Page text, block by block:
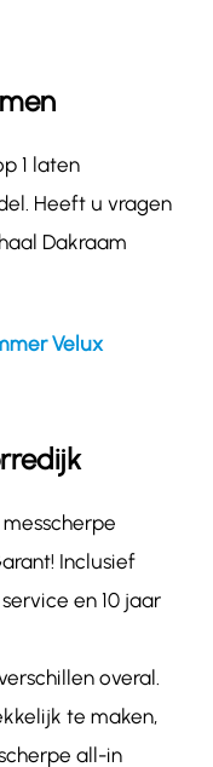
1 laten
Heeft u vragen
Dakraam
Velux
Inclusief
en 10 jaar
overal.
te maken,
all-in